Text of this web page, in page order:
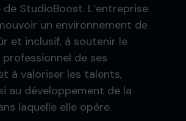
StudioBoost. L’entreprise
un environnement de
et inclusif, à soutenir le
de ses
à valoriser les talents,
au développement de la
laquelle elle opère.